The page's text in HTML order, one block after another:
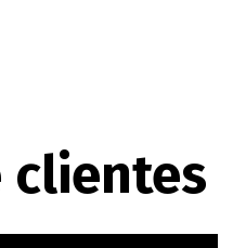
clientes